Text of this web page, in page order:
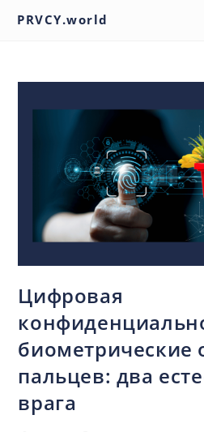
PRVCY.world
Цифровая
биометрические
пальцев: два
врага